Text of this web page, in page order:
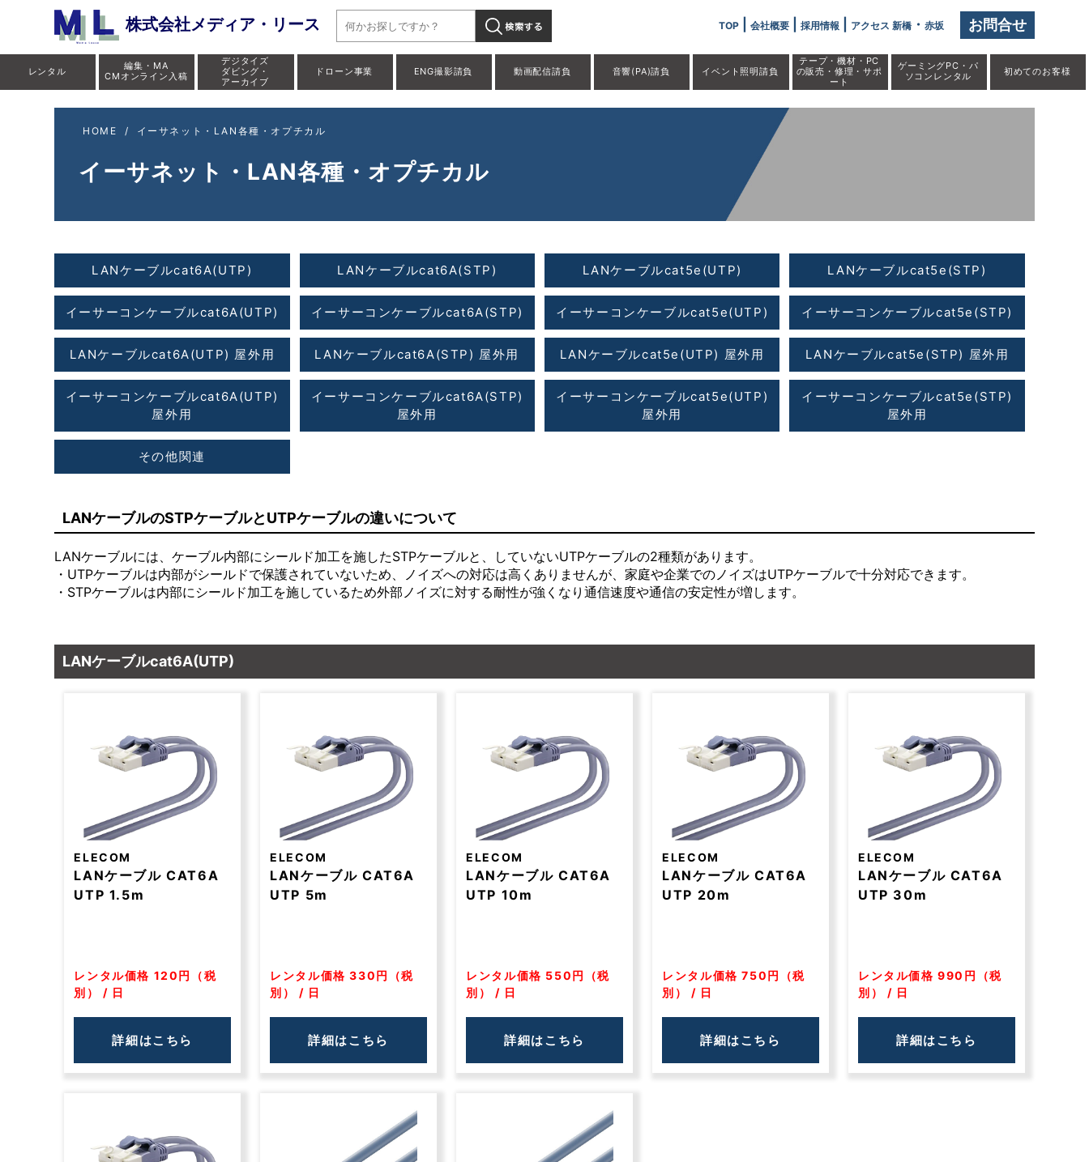
株式会社メディア・リース お問合せ
TOP| 会社概要| 採用情報 アクセス 新橋・ 赤坂
レンタル
編集・MA
CMオンライン入稿
デジタイズ
ダビング・
アーカイブ
ドローン事業 ENG撮影請負 動画配信請負 音響(PA)請負 イベント照明請負
テープ・機材・PC
の販売・修理・サポ
ート
ゲーミングPC・パ
ソコンレンタル
初めてのお客様
HOME / イーサネット・LAN各種・オプチカル
イーサネット・LAN各種・オプチカル
LANケーブルcat6A(UTP) LANケーブルcat6A(STP) LANケーブルcat5e(UTP) LANケーブルcat5e(STP)
イーサーコンケーブルcat6A(UTP) イーサーコンケーブルcat6A(STP) イーサーコンケーブルcat5e(UTP) イーサーコンケーブルcat5e(STP)
LANケーブルcat6A(UTP) 屋外用 LANケーブルcat6A(STP) 屋外用 LANケーブルcat5e(UTP) 屋外用 LANケーブルcat5e(STP) 屋外用
イーサーコンケーブルcat6A(UTP)
屋外用
イーサーコンケーブルcat6A(STP)
屋外用
イーサーコンケーブルcat5e(UTP)
屋外用
イーサーコンケーブルcat5e(STP)
屋外用
その他関連
LANケーブルのSTPケーブルとUTPケーブルの違いについて
LANケーブルには、ケーブル内部にシールド加工を施したSTPケーブルと、していないUTPケーブルの2種類があります。
・UTPケーブルは内部がシールドで保護されていないため、ノイズへの対応は高くありませんが、家庭や企業でのノイズはUTPケーブルで十分対応できます。
・STPケーブルは内部にシールド加工を施しているため外部ノイズに対する耐性が強くなり通信速度や通信の安定性が増します。
LANケーブルcat6A(UTP)
ELECOM
LANケーブル CAT6A
UTP 1.5m
レンタル価格 120円（税
別） / 日
詳細はこちら
ELECOM
LANケーブル CAT6A
UTP 5m
レンタル価格 330円（税
別） / 日
詳細はこちら
ELECOM
LANケーブル CAT6A
UTP 10m
レンタル価格 550円（税
別） / 日
詳細はこちら
ELECOM
LANケーブル CAT6A
UTP 20m
レンタル価格 750円（税
別） / 日
詳細はこちら
ELECOM
LANケーブル CAT6A
UTP 30m
レンタル価格 990円（税
別） / 日
詳細はこちら